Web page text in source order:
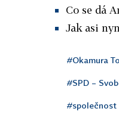
Co se dá
Jak asi
#Okamura
#SPD –
#společnost